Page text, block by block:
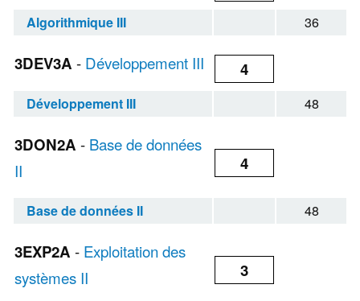
Algorithmique III 36
3DEV3A - Développement III 4
Développement III 48
3DON2A - Base de données
II
4
Base de données II 48
3EXP2A - Exploitation des
systèmes II
3